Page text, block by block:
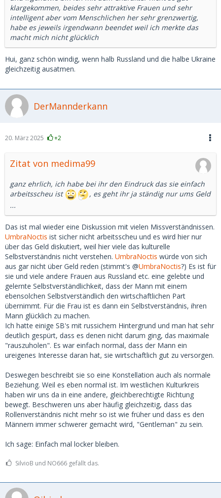
klargekommen, beides sehr attraktive Frauen und sehr
intelligent aber vom Menschlichen her sehr grenzwertig,
habe es jeweils irgendwann beendet weil ich merkte das
macht mich nicht glücklich
Hui, ganz schön windig, wenn halb Russland und die halbe Ukraine
gleichzeitig ausatmen.
DerMannderkann
20. März 2025 +2
Zitat von medima99
ganz ehrlich, ich habe bei ihr den Eindruck das sie einfach
arbeitsscheu ist
, es geht ihr ja ständig nur ums Geld
...
Das ist mal wieder eine Diskussion mit vielen Missverständnissen.
UmbraNoctis ist sicher nicht arbeitsscheu und es wird hier nur
über das Geld diskutiert, weil hier viele das kulturelle
Selbstverständnis nicht verstehen. UmbraNoctis würde von sich
aus gar nicht über Geld reden (stimmt's @UmbraNoctis?) Es ist für
sie und viele andere Frauen aus Russland etc. eine gelebte und
gelernte Selbstverständlichkeit, dass der Mann mit einem
ebensolchen Selbstverständlich den wirtschaftlichen Part
übernimmt. Für die Frau ist es dann ein Selbstverständnis, ihren
Mann glücklich zu machen.
Ich hatte einige SB's mit russichem Hintergrund und man hat sehr
deutlich gespürt, dass es denen nicht darum ging, das maximale
"rauszuholen". Es war einfach normal, dass der Mann ein
ureigenes Interesse daran hat, sie wirtschaftlich gut zu versorgen.
Deswegen beschreibt sie so eine Konstellation auch als normale
Beziehung. Weil es eben normal ist. Im westlichen Kulturkreis
haben wir uns da in eine andere, gleichberechtigte Richtung
bewegt. Beschweren uns aber häufig gleichzeitig, dass das
Rollenverständnis nicht mehr so ist wie früher und dass es den
Männern immer schwerer gemacht wird, "Gentleman" zu sein.
Ich sage: Einfach mal locker bleiben.
SilvioB und NO666 gefällt das.